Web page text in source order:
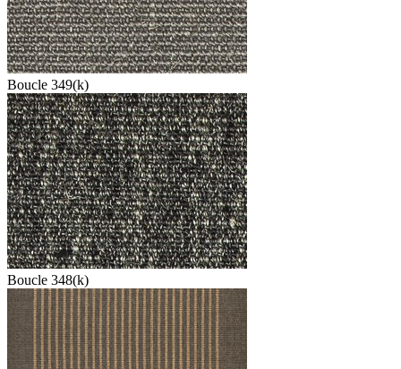
Boucle 349(k)
Boucle 348(k)